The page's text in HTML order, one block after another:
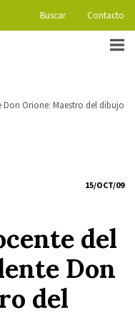
Buscar Contacto
Orione: Maestro del dibujo
15/OCT/09
del
Don
del